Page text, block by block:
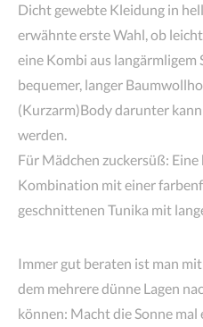
Dicht gewebte Kleidung in
erwähnte erste Wahl, ob
eine Kombi aus
bequemer, langer
(Kurzarm)Body darunter
werden.
Für Mädchen zuckersüß: Eine
Kombination mit einer
geschnittenen Tunika mit
Immer gut beraten ist man
dem mehrere dünne Lagen
können: Macht die Sonne